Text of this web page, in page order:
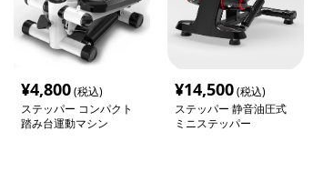
¥4,800(税込)
ステッパー コンパクト
踏み台運動マシン
¥14,500(税込)
ステッパー 静音油圧式
ミニステッパー